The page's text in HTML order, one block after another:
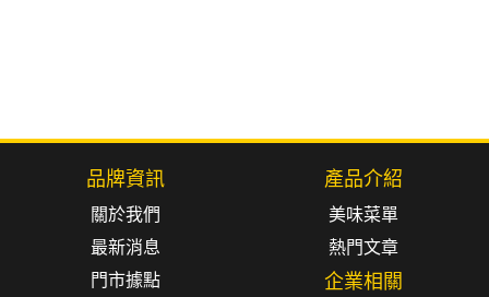
品牌資訊
關於我們
最新消息
門市據點
產品介紹
美味菜單
熱門文章
企業相關